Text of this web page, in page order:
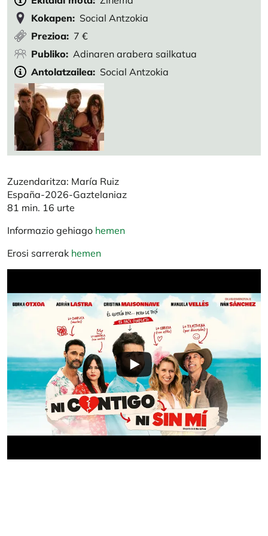
Kokapen
Social Antzokia
Prezioa
7 €
Publiko
Adinaren arabera sailkatua
Antolatzailea
Social Antzokia
Zuzendaritza: María Ruiz
España-2026-Gaztelaniaz
81 min. 16 urte
Informazio gehiago hemen
Erosi sarrerak hemen